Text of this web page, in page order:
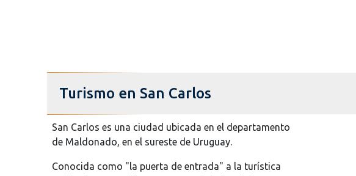
Turismo en San Carlos
San Carlos es una ciudad ubicada en el departamento
de Maldonado, en el sureste de Uruguay.
Conocida como "la puerta de entrada" a la turística